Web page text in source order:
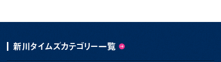
新川タイムズカテゴリー一覧